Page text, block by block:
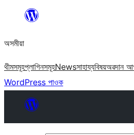
বিষয়বস্তুলৈ
যাওক
অসমীয়া
থীমসমূহপ্লাগিনসমূহNewsসাহায্যবিষয়অৱদান
WordPress পাওক